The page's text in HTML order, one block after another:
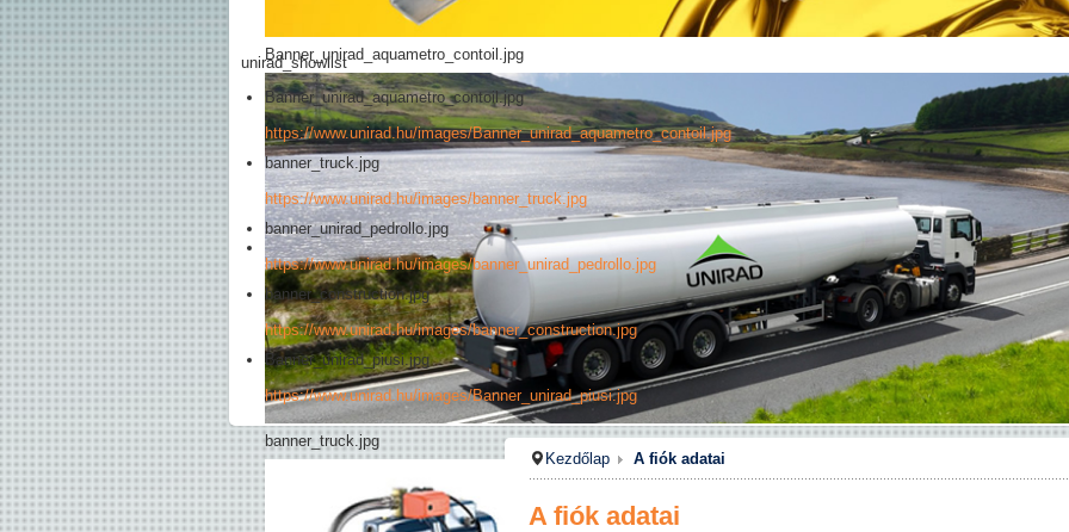
Banner_unirad_aquametro_contoil.jpg
banner_truck.jpg
unirad_showlist
Banner_unirad_aquametro_contoil.jpg
https://www.unirad.hu/images/Banner_unirad_aquametro_contoil.jpg
banner_truck.jpg
https://www.unirad.hu/images/banner_truck.jpg
banner_unirad_pedrollo.jpg
https://www.unirad.hu/images/banner_unirad_pedrollo.jpg
banner_construction.jpg
https://www.unirad.hu/images/banner_construction.jpg
Banner_unirad_piusi.jpg
https://www.unirad.hu/images/Banner_unirad_piusi.jpg
Kezdőlap A fiók adatai
A fiók adatai